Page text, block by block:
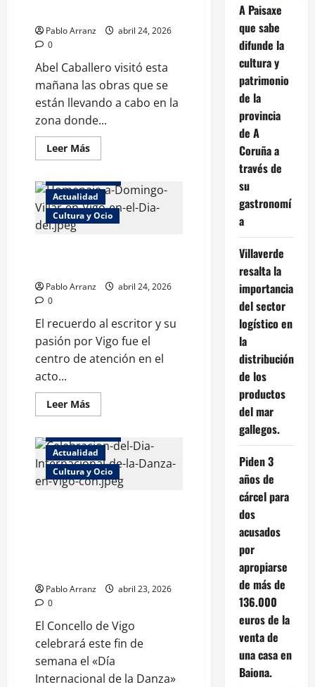
Pablo Arranz
abril 24, 2026
0
Abel Caballero visitó esta
mañana las obras que se
están llevando a cabo en la
zona donde...
Leer MásLeer
más
El
Gobierno
municipal
protegerá
los
de
Actualidad
Cultura y Ocio
Pablo Arranz
abril 24, 2026
0
El recuerdo al escritor y su
pasión por Vigo fue el
centro de atención en el
acto...
Leer MásLeer
más
Homenaje
a
Domingo
Villar
en
Vigo
Actualidad
Cultura y Ocio
Pablo Arranz
abril 23, 2026
0
El Concello de Vigo
celebrará este fin de
semana el «Día
Internacional de la Danza»
A Paisaxe
que sabe
difunde la
cultura y
patrimonio
de la
provincia
de A
Coruña a
través de
su
gastronomí
a
Villaverde
resalta la
importancia
del sector
logístico en
la
distribución
de los
productos
del mar
gallegos.
Piden 3
años de
cárcel para
dos
acusados
por
apropiarse
de más de
136.000
euros de la
venta de
una casa en
Baiona.